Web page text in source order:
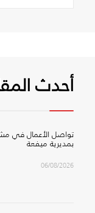
أحدث
تواصل الأعمال في
بمديرية ميفعة
06/08/2026